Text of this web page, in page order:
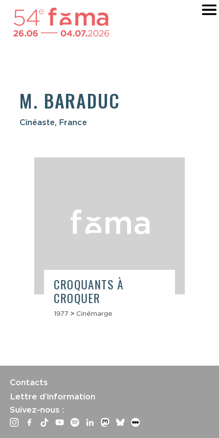
M. BARADUC
Cinéaste, France
CROQUANTS À
CROQUER
1977 > Cinémarge
Contacts
Lettre d’information
Suivez-nous :